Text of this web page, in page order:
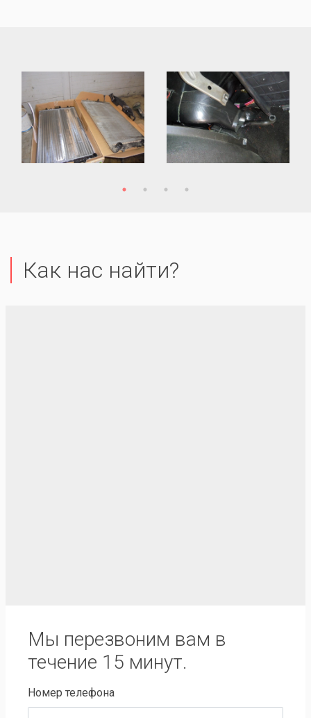
Как нас найти?
Мы перезвоним вам в
течение 15 минут.
Номер телефона